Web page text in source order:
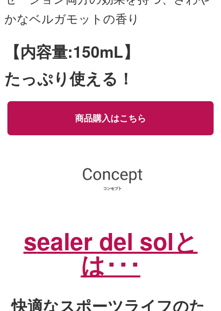
かなベルガモットの香り
【内容量:150mL】
たっぷり使える！
商品購入はこちら
sealer del solと
は･･･
快適なスポーツライフのた